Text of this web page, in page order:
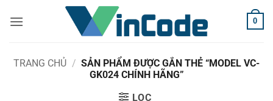
qua
0
TRANG CHỦ / SẢN PHẨM ĐƯỢC GẮN THẺ “MODEL VC-
GK024 CHÍNH HÃNG”
LỌC